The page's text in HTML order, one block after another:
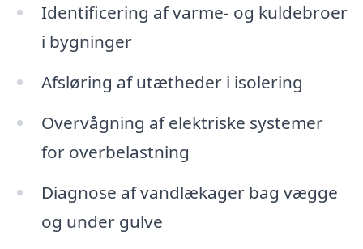
Identificering af varme- og kuldebroer
i bygninger
Afsløring af utætheder i isolering
Overvågning af elektriske systemer
for overbelastning
Diagnose af vandlækager bag vægge
og under gulve